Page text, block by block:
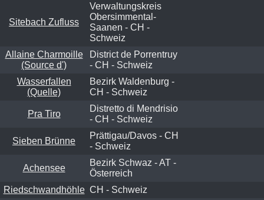
Sitebach Zufluss
Verwaltungskreis
Obersimmental-
Saanen - CH -
Schweiz
Allaine Charmoille
(Source d')
District de Porrentruy
- CH - Schweiz
Wasserfallen
(Quelle)
Bezirk Waldenburg -
CH - Schweiz
Pra Tiro
Distretto di Mendrisio
- CH - Schweiz
Sieben Brünne
Prättigau/Davos - CH
- Schweiz
Achensee
Bezirk Schwaz - AT -
Österreich
Riedschwandhöhle CH - Schweiz